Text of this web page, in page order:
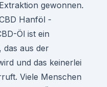
Extraktion gewonnen.
Hanföl -
Öl ist ein
das aus der
und das keinerlei
Viele Menschen